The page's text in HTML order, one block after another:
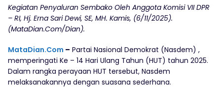
Kegiatan Penyaluran Sembako Oleh Anggota Komisi VII DPR
– RI, Hj. Erna Sari Dewi, SE, MH. Kamis, (6/11/2025).
(MataDian.Com/Dian).
MataDian.Com – Partai Nasional Demokrat (Nasdem) ,
memperingati Ke – 14 Hari Ulang Tahun (HUT) tahun 2025.
Dalam rangka perayaan HUT tersebut, Nasdem
melaksanakannya dengan suasana sederhana.